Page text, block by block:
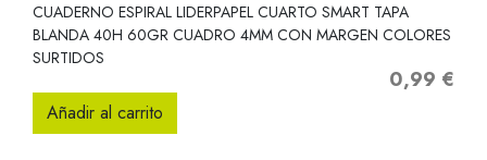
CUADERNO ESPIRAL LIDERPAPEL CUARTO SMART TAPA
BLANDA 40H 60GR CUADRO 4MM CON MARGEN COLORES
SURTIDOS
Precio
0,99 €
Añadir al carrito